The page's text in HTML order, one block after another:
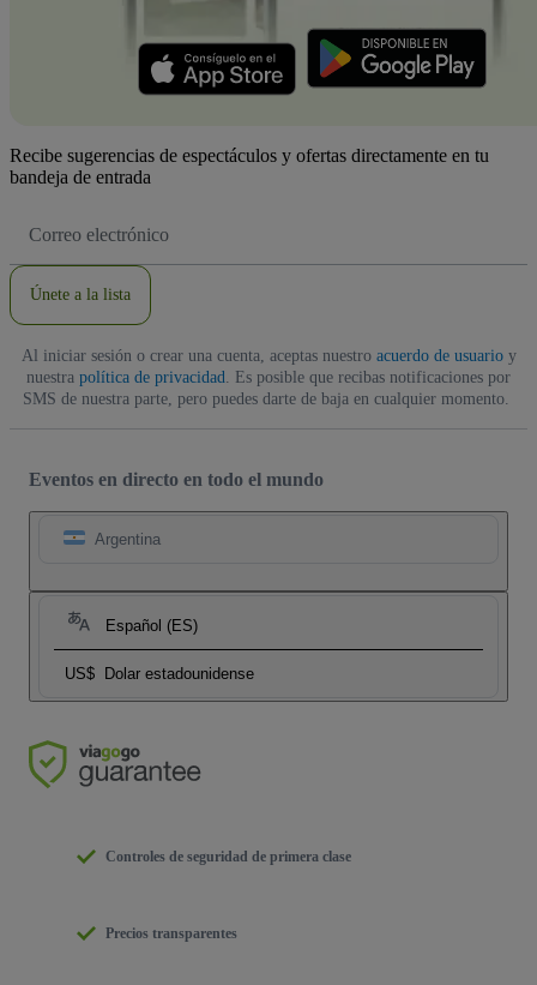
Recibe sugerencias de espectáculos y ofertas directamente en tu
bandeja de entrada
de
Únete a la lista
Al iniciar sesión o crear una cuenta, aceptas nuestro acuerdo de usuarioy
nuestra política de privacidad
. Es posible que recibas notificaciones por
SMS de nuestra parte, pero puedes darte de baja en cualquier momento.
Eventos en directo en todo el mundo
Argentina
Español (ES)
US$ Dolar estadounidense
Controles de seguridad de primera clase
Precios transparentes